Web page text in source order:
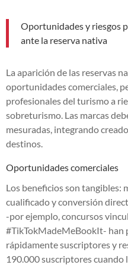
Oportunidades y riesgos
ante la reserva nativa
La aparición de las reservas
oportunidades comerciales,
profesionales del turismo a
sobreturismo. Las marcas
mesuradas, integrando
destinos.
Oportunidades comerciales
Los beneficios son tangibles:
cualificado y conversión
-por ejemplo, concursos
#TikTokMadeMeBookIt- han
rápidamente suscriptores y
190.000 suscriptores cuando